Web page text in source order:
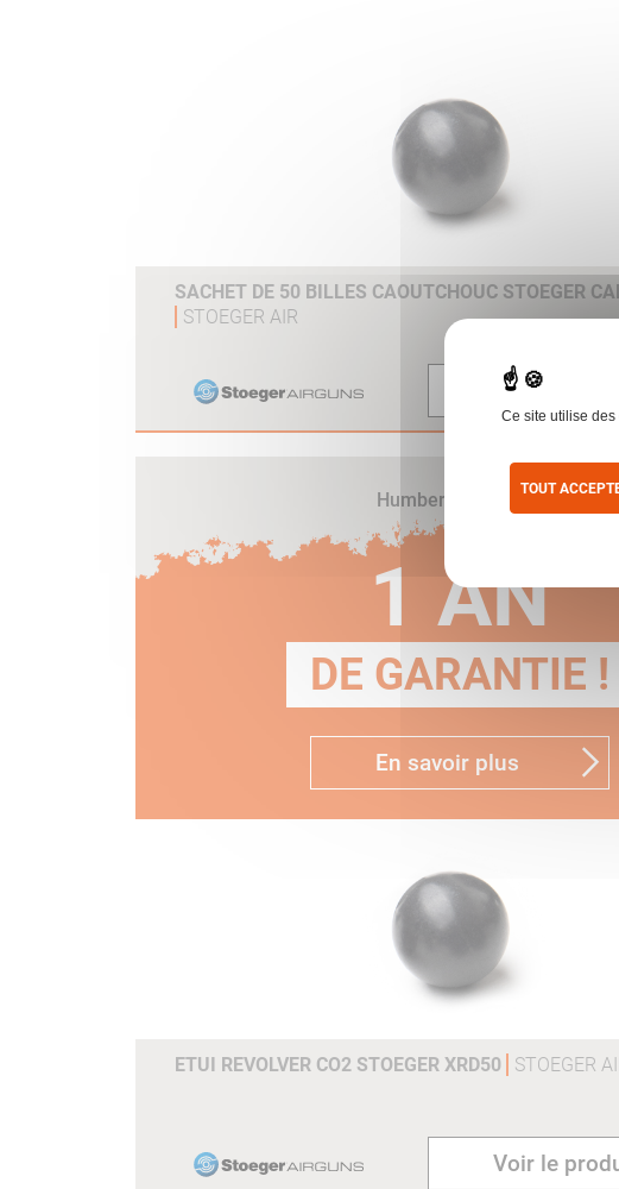
SACHET DE 50 BILLES CAOUTCHOUC STOEGER
STOEGER AIR
Voir le
Humbert vous offre
1 AN
DE GARANTIE !
En savoir plus
ETUI REVOLVER CO2 STOEGER XRD50 STOEGER
Voir le
Ce site utilise
TOUT